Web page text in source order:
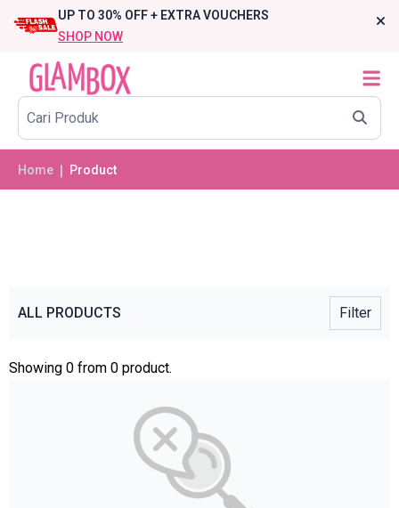
UP TO 30% OFF + EXTRA VOUCHERS
SHOP NOW
Home ❘ Product
ALL PRODUCTS Filter
Showing 0 from 0 product.